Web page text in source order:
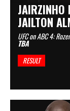
JAIRZINHO
JAILTON
UFC on ABC 4:
TBA
RESULT